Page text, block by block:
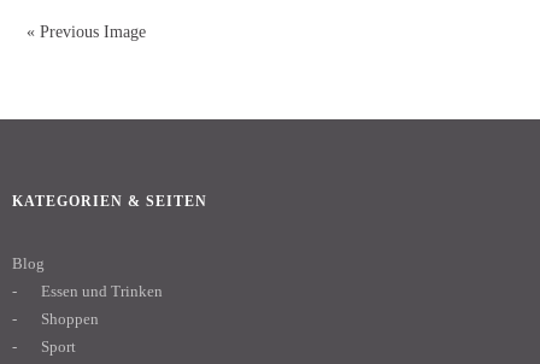
« Previous Image
KATEGORIEN & SEITEN
Blog
Essen und Trinken
Shoppen
Sport